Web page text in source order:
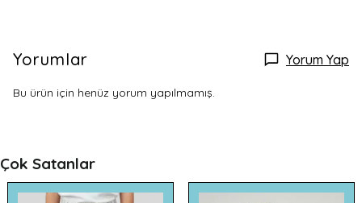
Yorumlar Yorum Yap
Bu ürün için henüz yorum yapılmamış.
Çok Satanlar